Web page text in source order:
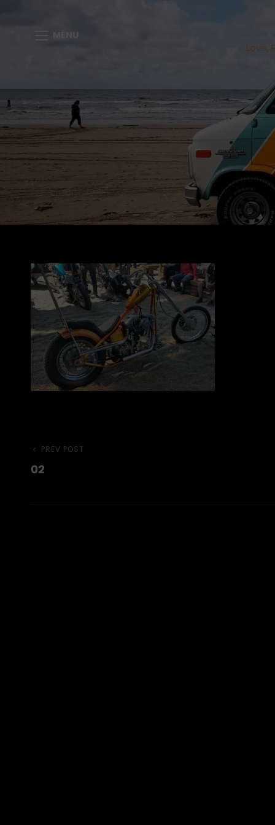
MENU
Love,
Beitragsnavigation
Previous
Post
PREV POST
02